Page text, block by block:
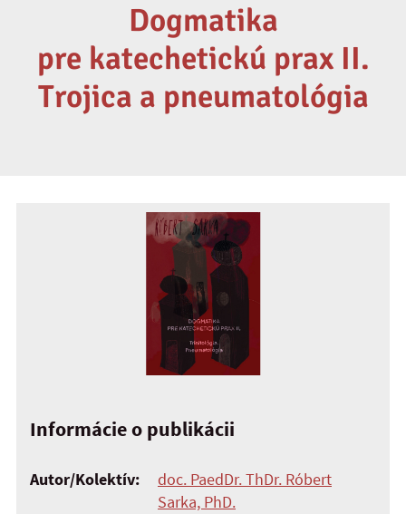
Dogmatika
pre katechetickú prax II.
Trojica a pneumatológia
Informácie o publikácii
Autor/Kolektív:
doc. PaedDr. ThDr. Róbert
Sarka, PhD.